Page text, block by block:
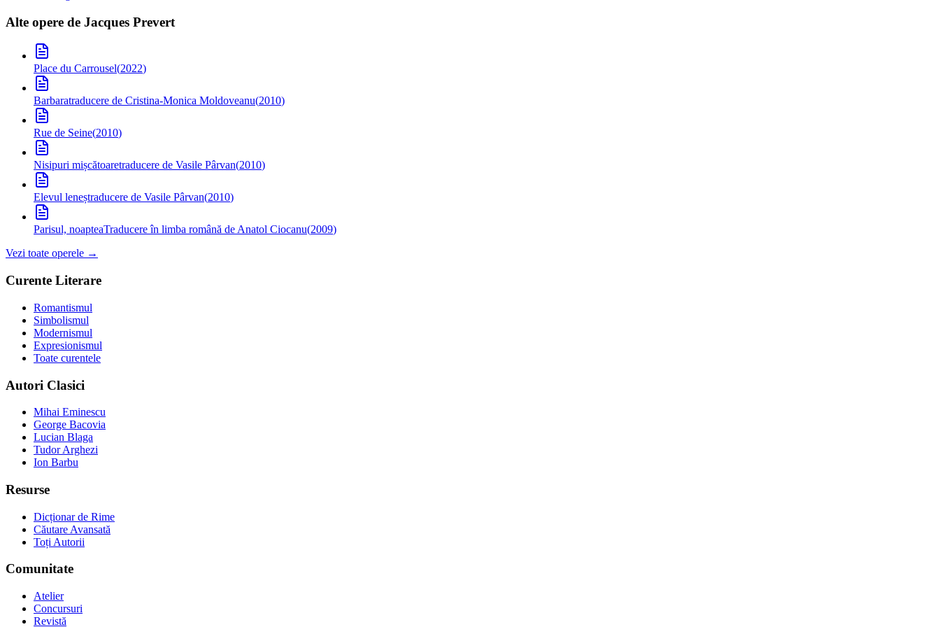
Alte opere de Jacques Prevert
Place du Carrousel(2022)
Barbaratraducere de Cristina-Monica Moldoveanu(2010)
Rue de Seine(2010)
Nisipuri mișcătoaretraducere de Vasile Pârvan(2010)
Elevul leneștraducere de Vasile Pârvan(2010)
Parisul, noapteaTraducere în limba română de Anatol Ciocanu(2009)
Vezi toate operele →
Curente Literare
Romantismul
Simbolismul
Modernismul
Expresionismul
Toate curentele
Autori Clasici
Mihai Eminescu
George Bacovia
Lucian Blaga
Tudor Arghezi
Ion Barbu
Resurse
Dicționar de Rime
Căutare Avansată
Toți Autorii
Comunitate
Atelier
Concursuri
Revistă